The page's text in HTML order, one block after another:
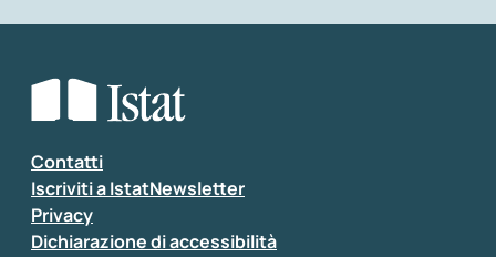
Seleziona la tipologia della segnalazione
Inserisci il tuo commento
Contatti
Iscriviti a IstatNewsletter
Privacy
Dichiarazione di accessibilità